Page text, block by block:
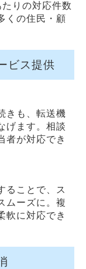
りの対応件数
くの住民・顧
ビス提供
きも、転送機
げます。相談
者が対応でき
ることで、ス
ムーズに。複
軟に対応でき